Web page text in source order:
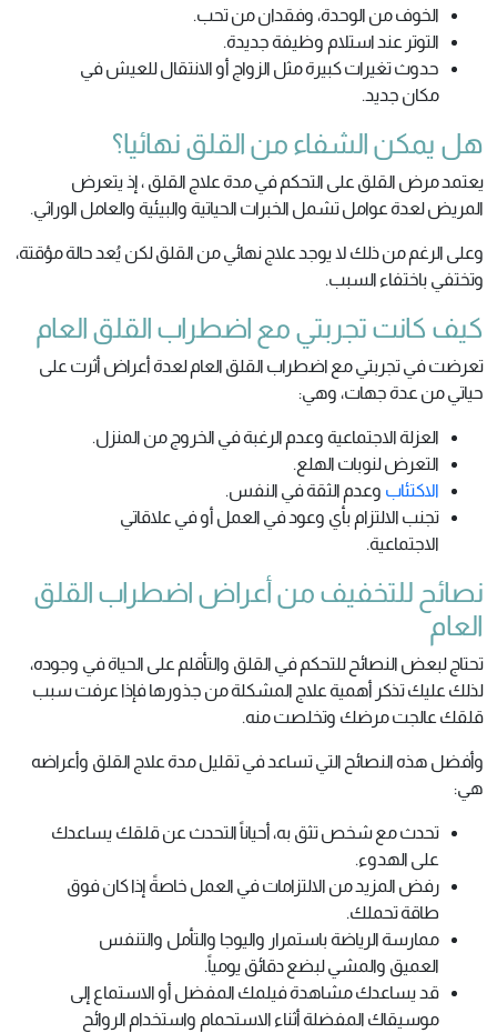
الخوف من الوحدة، وفقدان من تحب.
التوتر عند استلام وظيفة جديدة.
حدوث تغيرات كبيرة مثل الزواج أو الانتقال للعيش في
مكان جديد.
هل يمكن الشفاء من القلق نهائيا؟
يعتمد مرض القلق على التحكم في مدة علاج القلق ، إذ يتعرض
المريض لعدة عوامل تشمل الخبرات الحياتية والبيئية والعامل الوراثي.
وعلى الرغم من ذلك لا يوجد علاج نهائي من القلق لكن يُعد حالة مؤقتة،
وتختفي باختفاء السبب.
كيف كانت تجربتي مع اضطراب القلق العام
تعرضت في تجربتي مع اضطراب القلق العام لعدة أعراض أثرت على
حياتي من عدة جهات، وهي:
العزلة الاجتماعية وعدم الرغبة في الخروج من المنزل.
التعرض لنوبات الهلع.
الاكتئاب وعدم الثقة في النفس.
تجنب الالتزام بأي وعود في العمل أو في علاقاتي
الاجتماعية.
نصائح للتخفيف من أعراض اضطراب القلق
العام
تحتاج لبعض النصائح للتحكم في القلق والتأقلم على الحياة في وجوده،
لذلك عليك تذكر أهمية علاج المشكلة من جذورها فإذا عرفت سبب
قلقك عالجت مرضك وتخلصت منه.
وأفضل هذه النصائح التي تساعد في تقليل مدة علاج القلق وأعراضه
هي:
تحدث مع شخص تثق به، أحياناً التحدث عن قلقك يساعدك
على الهدوء.
رفض المزيد من الالتزامات في العمل خاصةً إذا كان فوق
طاقة تحملك.
ممارسة الرياضة باستمرار واليوجا والتأمل والتنفس
العميق والمشي لبضع دقائق يومياً.
قد يساعدك مشاهدة فيلمك المفضل أو الاستماع إلى
موسيقاك المفضلة أثناء الاستحمام واستخدام الروائح